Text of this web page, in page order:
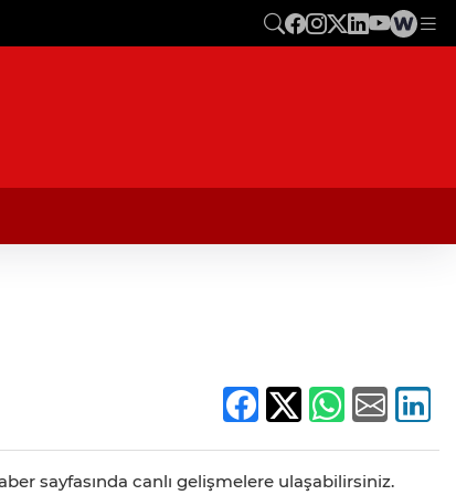
sayfasında canlı gelişmelere ulaşabilirsiniz.